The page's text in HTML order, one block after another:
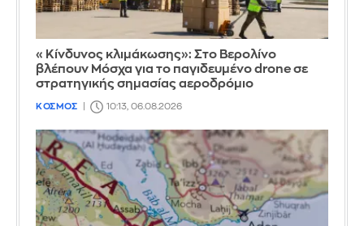
«Κίνδυνος κλιμάκωσης»: Στο Βερολίνο
βλέπουν Μόσχα για το παγιδευμένο drone σε
στρατηγικής σημασίας αεροδρόμιο
ΚΟΣΜΟΣ 10:13, 06.08.2026